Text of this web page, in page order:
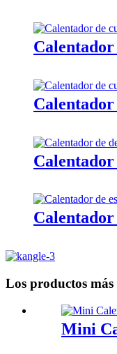
Calentador
Calentador
Los productos más
Mini